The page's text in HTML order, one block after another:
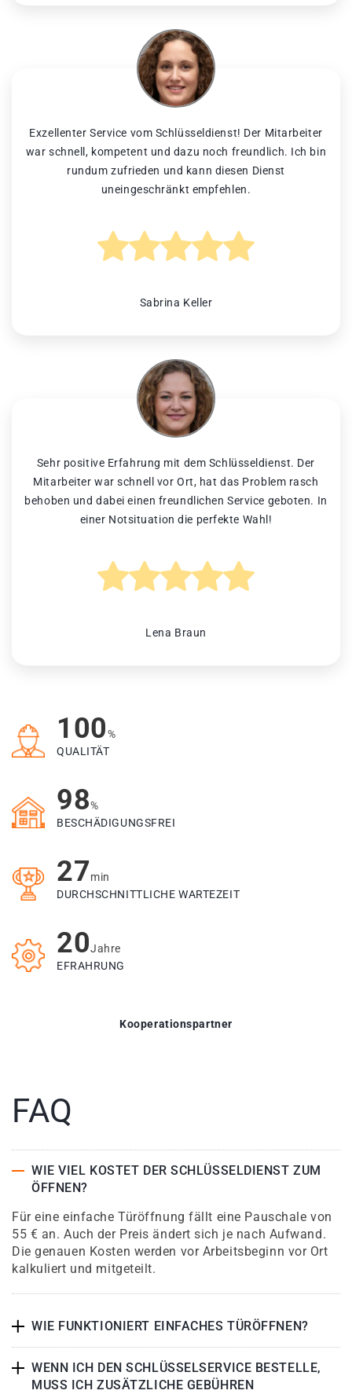
Exzellenter Service vom Schlüsseldienst! Der Mitarbeiter
war schnell, kompetent und dazu noch freundlich. Ich bin
rundum zufrieden und kann diesen Dienst
uneingeschränkt empfehlen.
Sabrina Keller
Sehr positive Erfahrung mit dem Schlüsseldienst. Der
Mitarbeiter war schnell vor Ort, hat das Problem rasch
behoben und dabei einen freundlichen Service geboten. In
einer Notsituation die perfekte Wahl!
Lena Braun
100%
QUALITÄT
98%
BESCHÄDIGUNGSFREI
27min
DURCHSCHNITTLICHE WARTEZEIT
20Jahre
EFRAHRUNG
Kooperationspartner
FAQ
WIE VIEL KOSTET DER SCHLÜSSELDIENST ZUM
ÖFFNEN?
Für eine einfache Türöffnung fällt eine Pauschale von
55 € an. Auch der Preis ändert sich je nach Aufwand.
Die genauen Kosten werden vor Arbeitsbeginn vor Ort
kalkuliert und mitgeteilt.
WIE FUNKTIONIERT EINFACHES TÜRÖFFNEN?
WENN ICH DEN SCHLÜSSELSERVICE BESTELLE,
MUSS ICH ZUSÄTZLICHE GEBÜHREN